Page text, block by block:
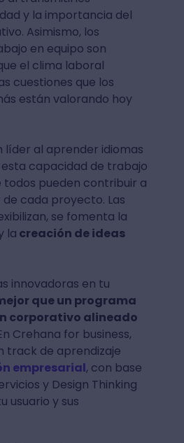
y la importancia del
Asimismo, los
en equipo son
el clima laboral
cuestiones que los
están valorando hoy
líder al aprender idiomas
capacidad de trabajo
todos pueden contribuir a
cada proyecto. Las
se fomenta la
la creación de ideas
innovadoras en tu
que un programa
corporativo alineado
Crehana for business,
track de aprendizaje
empresarial, con base
y Design Thinking
usuario y sus